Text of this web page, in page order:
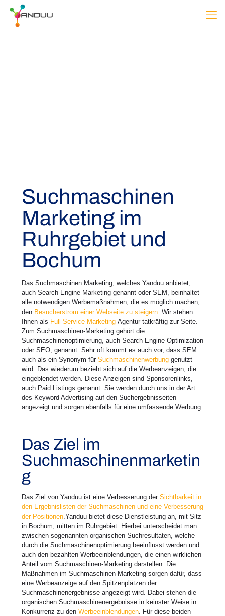
Suchmaschinen
Marketing im
Ruhrgebiet und
Bochum
Das Suchmaschinen Marketing, welches Yanduu anbietet,
auch Search Engine Marketing genannt oder SEM, beinhaltet
alle notwendigen Werbemaßnahmen, die es möglich machen,
den Besucherstrom einer Webseite zu steigern. Wir stehen
Ihnen als Full Service Marketing Agentur tatkräftig zur Seite.
Zum Suchmaschinen-Marketing gehört die
Suchmaschinenoptimierung, auch Search Engine Optimization
oder SEO, genannt. Sehr oft kommt es auch vor, dass SEM
auch als ein Synonym für Suchmaschinenwerbung genutzt
wird. Das wiederum bezieht sich auf die Werbeanzeigen, die
eingeblendet werden. Diese Anzeigen sind Sponsorenlinks,
auch Paid Listings genannt. Sie werden durch uns in der Art
des Keyword Advertising auf den Suchergebnisseiten
angezeigt und sorgen ebenfalls für eine umfassende Werbung.
Das Ziel im
Suchmaschinenmarketin
g
Das Ziel von Yanduu ist eine Verbesserung der Sichtbarkeit in
den Ergebnislisten der Suchmaschinen und eine Verbesserung
der Positionen.Yanduu bietet diese Dienstleistung an, mit Sitz
in Bochum, mitten im Ruhrgebiet. Hierbei unterscheidet man
zwischen sogenannten organischen Suchresultaten, welche
durch die Suchmaschinenoptimierung beeinflusst werden und
auch den bezahlten Werbeeinblendungen, die einen wirklichen
Anteil vom Suchmaschinen-Marketing darstellen. Die
Maßnahmen im Suchmaschinen-Marketing sorgen dafür, dass
eine Werbeanzeige auf den Spitzenplätzen der
Suchmaschinenergebnisse angezeigt wird. Dabei stehen die
organischen Suchmaschinenergebnisse in keinster Weise in
Konkurrenz zu den Werbeeinblendungen. Für diese beiden